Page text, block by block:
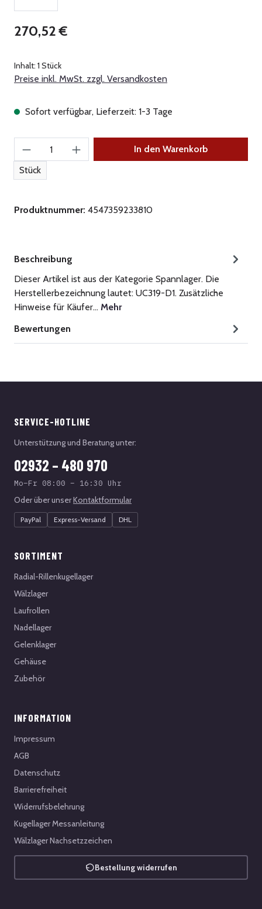
Regulärer Preis:
270,52 €
Inhalt: 1 Stück
Preise inkl. MwSt. zzgl. Versandkosten
Sofort verfügbar, Lieferzeit: 1-3 Tage
Produkt Anzahl: Gib den gewünschten Wert
Stück
In den Warenkorb
Produktnummer: 4547359233810
Beschreibung
Dieser Artikel ist aus der Kategorie Spannlager. Die
Herstellerbezeichnung lautet: UC319-D1. Zusätzliche
Hinweise für Käufer… Mehr
Bewertungen
SERVICE-HOTLINE
Unterstützung und Beratung unter:
02932 – 480 970
Mo–Fr 08:00 – 16:30 Uhr
Oder über unserKontaktformular
PayPal Express-Versand DHL
SORTIMENT
Radial-Rillenkugellager
Wälzlager
Laufrollen
Nadellager
Gelenklager
Gehäuse
Zubehör
INFORMATION
Impressum
AGB
Datenschutz
Barrierefreiheit
Widerrufsbelehrung
Kugellager Messanleitung
Wälzlager Nachsetzzeichen
Bestellung widerrufen